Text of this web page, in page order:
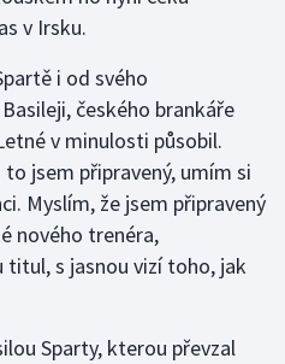
v Irsku.
i od svého
českého brankáře
v minulosti působil.
jsem připravený, umím si
Myslím, že jsem připravený
nového trenéra,
s jasnou vizí toho, jak
Sparty, kterou převzal